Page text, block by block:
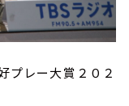
プレー大賞２０２